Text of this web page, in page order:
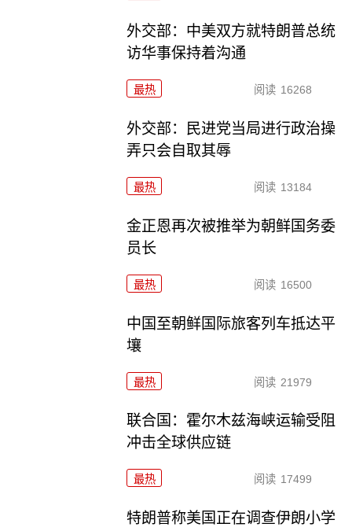
外交部：中美双方就特朗普总统
访华事保持着沟通
最热 阅读 16268
外交部：民进党当局进行政治操
弄只会自取其辱
最热 阅读 13184
金正恩再次被推举为朝鲜国务委
员长
最热 阅读 16500
中国至朝鲜国际旅客列车抵达平
壤
最热 阅读 21979
联合国：霍尔木兹海峡运输受阻
冲击全球供应链
最热 阅读 17499
特朗普称美国正在调查伊朗小学